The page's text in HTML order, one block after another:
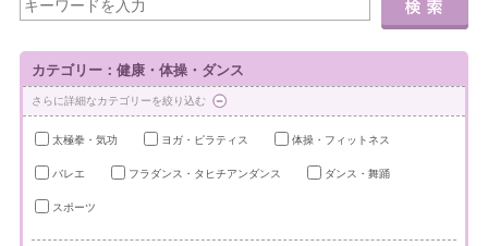
カテゴリー：健康・体操・ダンス
さらに詳細なカテゴリーを絞り込む
太極拳・気功 ヨガ・ピラティス 体操・フィットネス
バレエ フラダンス・タヒチアンダンス ダンス・舞踊
スポーツ